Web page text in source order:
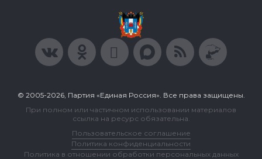
© 2005-2026, Партия «Единая Россия». Все права защищены.
При полном или частичном использовании материалов
ссылка на ресурс обязательна.
Пользовательское соглашение
Политика конфиденциальности
Политика в отношении обработки персональных данных